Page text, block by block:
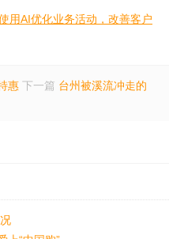
用AI优化业务活动，改善客户
惠 下一篇 台州被溪流冲走的